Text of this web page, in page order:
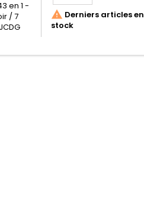
en 1 -
/ 7
 Derniers articles en
stock